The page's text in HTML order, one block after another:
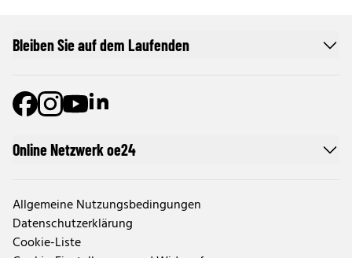
Online Netzwerk oe24
Allgemeine Nutzungsbedingungen
Datenschutzerklärung
Cookie-Liste
Bleiben Sie auf dem Laufenden